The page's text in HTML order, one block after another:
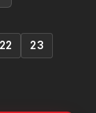
22
23